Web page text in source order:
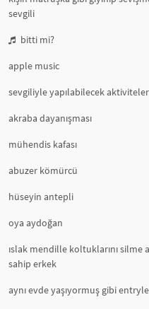
sevgili
bitti mi?
apple music
sevgiliyle yapılabilecek aktiviteler
akraba dayanışması
mühendis kafası
abuzer kömürcü
hüseyin antepli
oya aydoğan
ıslak mendille koltuklarını silme
sahip erkek
aynı evde yaşıyormuş gibi